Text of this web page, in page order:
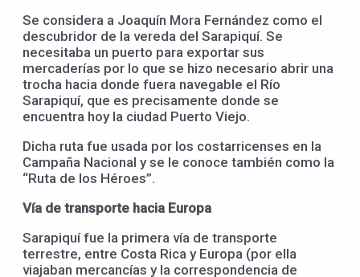
Se considera a Joaquín Mora Fernández como el
descubridor de la vereda del Sarapiquí. Se
necesitaba un puerto para exportar sus
mercaderías por lo que se hizo necesario abrir una
trocha hacia donde fuera navegable el Río
Sarapiquí, que es precisamente donde se
encuentra hoy la ciudad Puerto Viejo.
Dicha ruta fue usada por los costarricenses en la
Campaña Nacional y se le conoce también como la
“Ruta de los Héroes”.
Vía de transporte hacia Europa
Sarapiquí fue la primera vía de transporte
terrestre, entre Costa Rica y Europa (por ella
viajaban mercancías y la correspondencia de